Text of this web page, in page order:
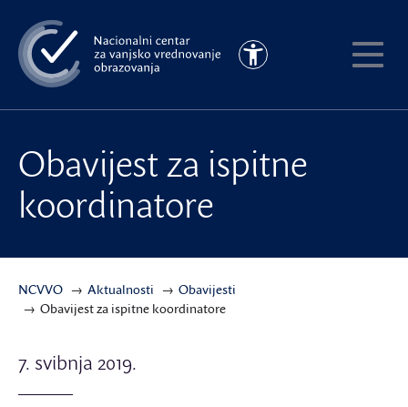
na
glavni
sadržaj
Pristupačnost
Obavijest za ispitne
koordinatore
NCVVO Aktualnosti
Obavijesti
Obavijest za ispitne koordinatore
7. svibnja 2019.